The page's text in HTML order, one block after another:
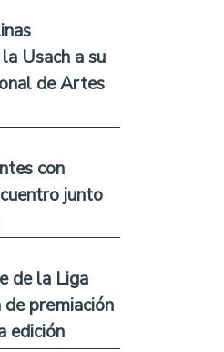
Usach a su
de Artes
con
junto
de la Liga
premiación
edición